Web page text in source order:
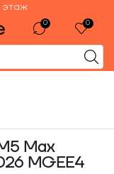
этаж
0 0
Max
MGEE4